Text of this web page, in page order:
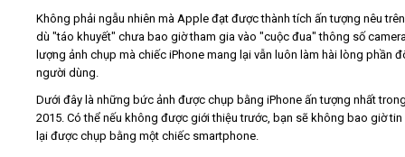
Tìm kiếm
Không phải ngẫu nhiên mà Apple đạt được thành tích ấn tượng nêu
dù "táo khuyết" chưa bao giờ tham gia vào "cuộc đua" thông số
lượng ảnh chụp mà chiếc iPhone mang lại vẫn luôn làm hài lòng phần
người dùng.
Dưới đây là những bức ảnh được chụp bằng iPhone ấn tượng nhất
2015. Có thể nếu không được giới thiệu trước, bạn sẽ không bao giờ
lại được chụp bằng một chiếc smartphone.